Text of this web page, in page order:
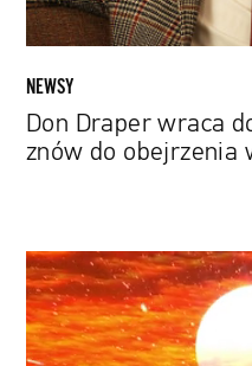
obejrzenia
w
streamingu
NEWSY
Don Draper wraca
znów do obejrzenia
Nadciąga
świt.
The
Weeknd